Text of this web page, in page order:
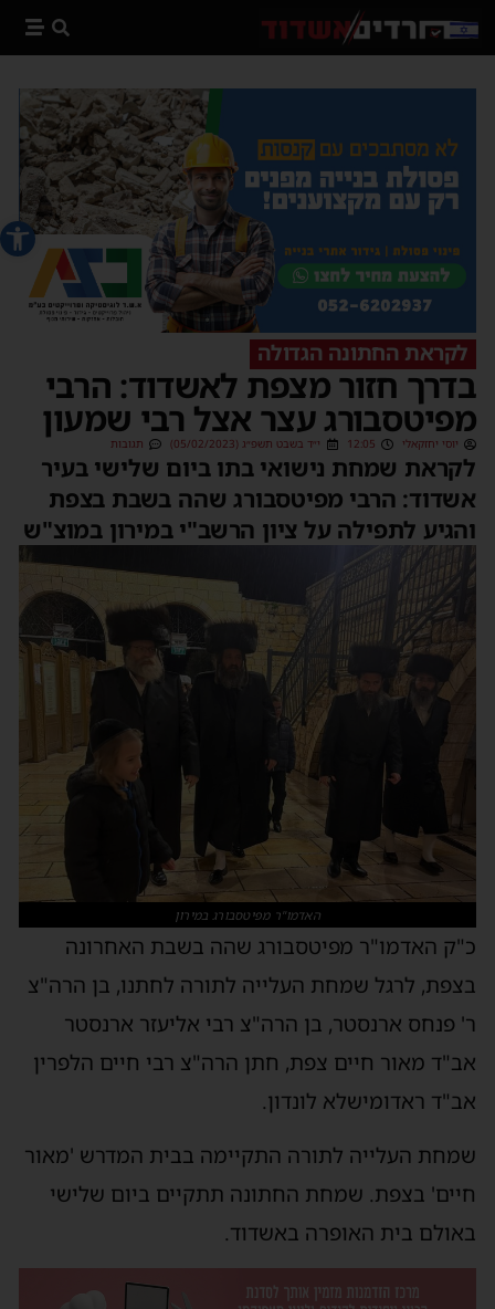
פתח
לקראת החתונה הגדולה
בדרך חזור מצפת לאשדוד: הרבי
מפיטסבורג עצר אצל רבי שמעון
יוסי יחזקאלי 12:05 י״ד בשבט תשפ״ג (05/02/2023) תגובות
לקראת שמחת נישואי בתו ביום שלישי בעיר
אשדוד: הרבי מפיטסבורג שהה בשבת בצפת
והגיע לתפילה על ציון הרשב"י במירון במוצ"ש
האדמו"ר מפיטסבורג במירון
כ"ק האדמו"ר מפיטסבורג שהה בשבת האחרונה
בצפת, לרגל שמחת העלייה לתורה לחתנו, בן הרה"צ
ר' פנחס ארנסטר, בן הרה"צ רבי אליעזר ארנסטר
אב"ד מאור חיים צפת, חתן הרה"צ רבי חיים הלפרין
אב"ד ראדומישלא לונדון.
שמחת העלייה לתורה התקיימה בבית המדרש 'מאור
חיים' בצפת. שמחת החתונה תתקיים ביום שלישי
באולם בית האופרה באשדוד.